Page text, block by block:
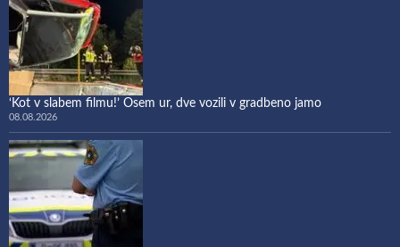
‘Kot v slabem filmu!’ Osem ur, dve vozili v gradbeno jamo
08.08.2026